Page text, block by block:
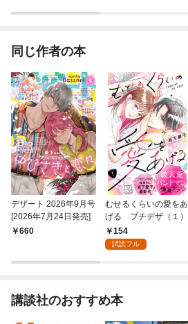
同じ作者の本
デザート 2026年9月号
[2026年7月24日発売]
660
むせるくらいの愛をあ
げる プチデザ（１）
154
試読フル
講談社のおすすめ本